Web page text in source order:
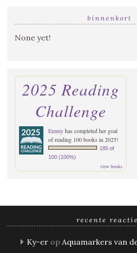
binnenkort
None yet!
2025 Reading
Challenge
Emmyhas completed her goal
of reading 100 books in 2025!
185 of
100 (100%)
view books
recente
Ky-er op Aquamarkers van